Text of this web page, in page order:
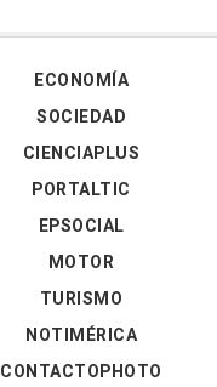
ECONOMÍA
SOCIEDAD
CIENCIAPLUS
PORTALTIC
EPSOCIAL
MOTOR
TURISMO
NOTIMÉRICA
CONTACTOPHOTO